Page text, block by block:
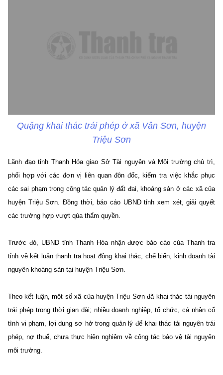
Quặng khai thác trái phép ở xã Vân Sơn, huyện
Triệu Sơn
Lãnh đạo tỉnh Thanh Hóa giao Sở Tài nguyên và Môi trường chủ trì,
phối hợp với các đơn vị liên quan đôn đốc, kiểm tra việc khắc phục
các sai phạm trong công tác quản lý đất đai, khoáng sản ở các xã của
huyện Triệu Sơn. Đồng thời, báo cáo UBND tỉnh xem xét, giải quyết
các trường hợp vượt qúa thẩm quyền.
Trước đó, UBND tỉnh Thanh Hóa nhận được báo cáo của Thanh tra
tỉnh về kết luận thanh tra hoạt động khai thác, chế biến, kinh doanh tài
nguyên khoáng sản tại huyện Triệu Sơn.
Theo kết luận, một số xã của huyện Triệu Sơn đã khai thác tài nguyên
trái phép trong thời gian dài; nhiều doanh nghiệp, tổ chức, cá nhân cố
tình vi phạm, lợi dung sơ hở trong quản lý để khai thác tài nguyên trái
phép, nợ thuế, chưa thực hiện nghiêm về công tác bảo vệ tài nguyên
môi trường.